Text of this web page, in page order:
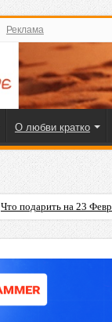
Реклама
О любви кратко
Что подарить на 23